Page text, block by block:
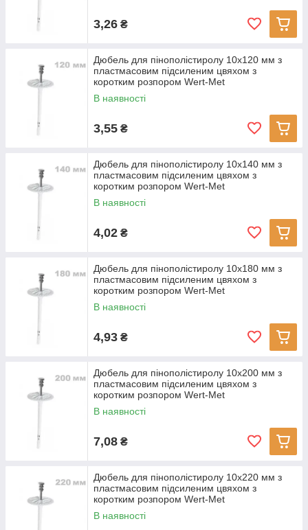
3,26 ₴
Дюбель для пінополістиролу 10x120 мм з
пластмасовим підсиленим цвяхом з
коротким розпором Wert-Met
В наявності
3,55 ₴
Дюбель для пінополістиролу 10x140 мм з
пластмасовим підсиленим цвяхом з
коротким розпором Wert-Met
В наявності
4,02 ₴
Дюбель для пінополістиролу 10x180 мм з
пластмасовим підсиленим цвяхом з
коротким розпором Wert-Met
В наявності
4,93 ₴
Дюбель для пінополістиролу 10x200 мм з
пластмасовим підсиленим цвяхом з
коротким розпором Wert-Met
В наявності
7,08 ₴
Дюбель для пінополістиролу 10x220 мм з
пластмасовим підсиленим цвяхом з
коротким розпором Wert-Met
В наявності